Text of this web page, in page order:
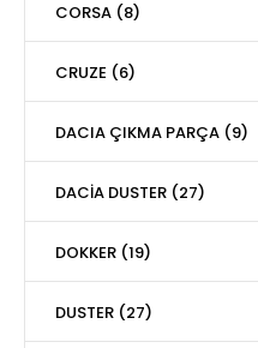
CORSA (8)
CRUZE (6)
DACIA ÇIKMA PARÇA (9)
DACİA DUSTER (27)
DOKKER (19)
DUSTER (27)